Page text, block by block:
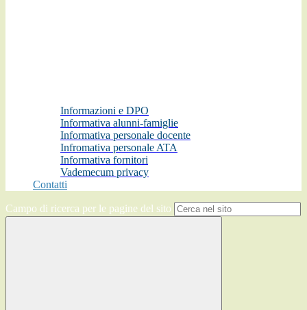
Informazioni e DPO
Informativa alunni-famiglie
Informativa personale docente
Infromativa personale ATA
Informativa fornitori
Vademecum privacy
Contatti
Campo di ricerca per le pagine del sito